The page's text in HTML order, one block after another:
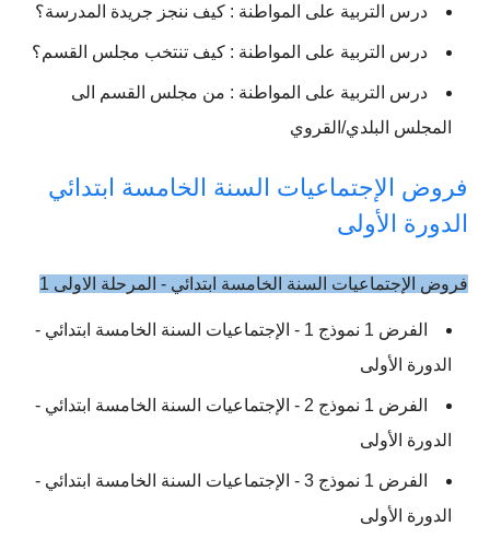
درس التربیة على المواطنة : كيف ننجز جريدة المدرسة؟
درس التربیة على المواطنة : كيف تنتخب مجلس القسم؟
درس التربیة على المواطنة : من مجلس القسم الى
المجلس البلدي/القروي
فروض الإجتماعيات السنة الخامسة ابتدائي
الدورة الأولى
فروض الإجتماعيات السنة الخامسة ابتدائي - المرحلة الاولى 1
الفرض 1 نموذج 1 - الإجتماعيات السنة الخامسة ابتدائي -
الدورة الأولى
الفرض 1 نموذج 2 - الإجتماعيات السنة الخامسة ابتدائي -
الدورة الأولى
الفرض 1 نموذج 3 - الإجتماعيات السنة الخامسة ابتدائي -
الدورة الأولى